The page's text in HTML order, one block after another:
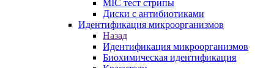
MIC тест стрипы
Диски с антибиотиками
Идентификация микроорганизмов
Назад
Идентификация микроорганизмов
Биохимическая идентификация